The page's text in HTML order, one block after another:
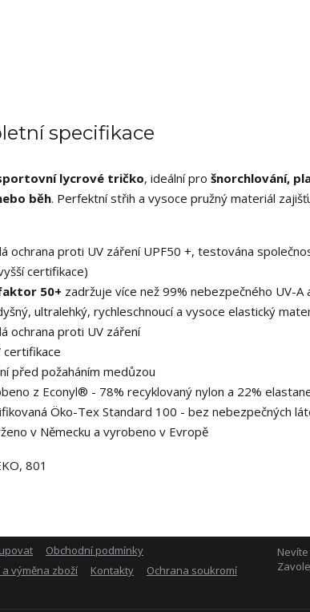
specifikace
lycrové tričko, ideální pro šnorchlování,
běh. Perfektní střih a vysoce pružný materiál
ochrana proti UV záření UPF50 +, testována
certifikace)
50+ zadržuje více než 99% nebezpečného UV-A
ultralehký, rychleschnoucí a vysoce elastický
ochrana proti UV záření
certifikace
před požaháním medůzou
z Econyl® - 78% recyklovaný nylon a 22%
Öko-Tex Standard 100 - bez nebezpečných
v Německu a vyrobeno v Evropě
Obchodní podmínky
výměna zboží
Kontakty Ochrana soukromí